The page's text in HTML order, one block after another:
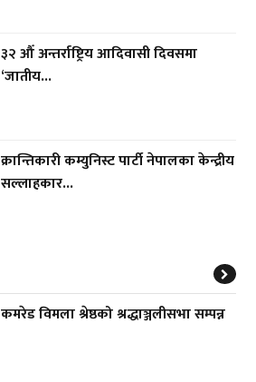
३२ औँ अन्तर्राष्ट्रिय आदिवासी दिवसमा
‘जातीय...
क्रान्तिकारी कम्युनिस्ट पार्टी नेपालका केन्द्रीय
सल्लाहकार...
कमरेड विमला श्रेष्ठको श्रद्धाञ्जलीसभा सम्पन्न